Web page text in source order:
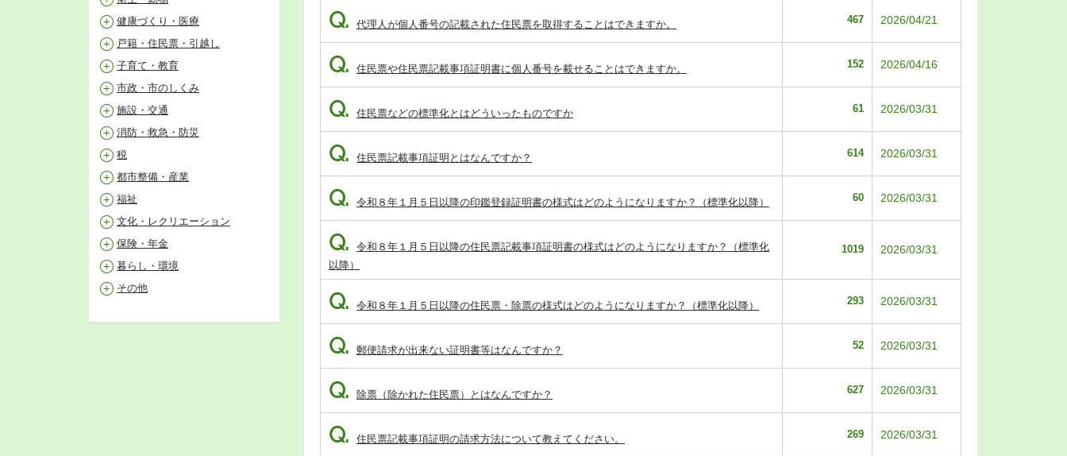
Q. 代理人が個人番号の記載された住民票を取得することはできますか。 467 2026/04/21
Q. 住民票や住民票記載事項証明書に個人番号を載せることはできますか。 152 2026/04/16
Q. 住民票などの標準化とはどういったものですか 61 2026/03/31
Q. 住民票記載事項証明とはなんですか？ 614 2026/03/31
Q. 令和８年１月５日以降の印鑑登録証明書の様式はどのようになりますか？（標準化以降） 60 2026/03/31
Q.
令和８年１月５日以降の住民票記載事項証明書の様式はどのようになりますか？（標準化
以降）
1019 2026/03/31
Q. 令和８年１月５日以降の住民票・除票の様式はどのようになりますか？（標準化以降） 293 2026/03/31
Q. 郵便請求が出来ない証明書等はなんですか？ 52 2026/03/31
Q. 除票（除かれた住民票）とはなんですか？ 627 2026/03/31
Q. 住民票記載事項証明の請求方法について教えてください。 269 2026/03/31
健康づくり・医療
戸籍・住民票・引越し
子育て・教育
市政・市のしくみ
施設・交通
消防・救急・防災
税
都市整備・産業
福祉
文化・レクリエーション
保険・年金
暮らし・環境
その他